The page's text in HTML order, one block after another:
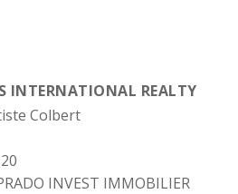
INTERNATIONAL REALTY
Colbert
INVEST IMMOBILIER